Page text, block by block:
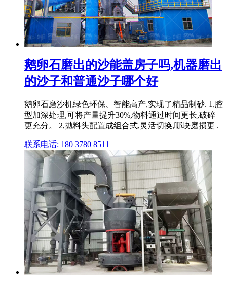
鹅卵石磨出的沙能盖房子吗,机器磨出
的沙子和普通沙子哪个好
鹅卵石磨沙机绿色环保、智能高产,实现了精品制砂. 1,腔
型加深处理,可将产量提升30%,物料通过时间更长,破碎
更充分。 2,抛料头配置成组合式,灵活切换,哪块磨损更 .
联系电话: 180 3780 8511